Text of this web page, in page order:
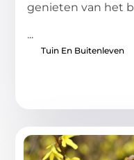
genieten van het
...
Tuin En Buitenleven